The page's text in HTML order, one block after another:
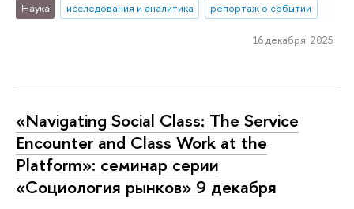
Наука исследования и аналитика репортаж о событии
16 декабря 2025
«Navigating Social Class: The Service
Encounter and Class Work at the
Platform»: семинар серии
«Социология рынков» 9 декабря